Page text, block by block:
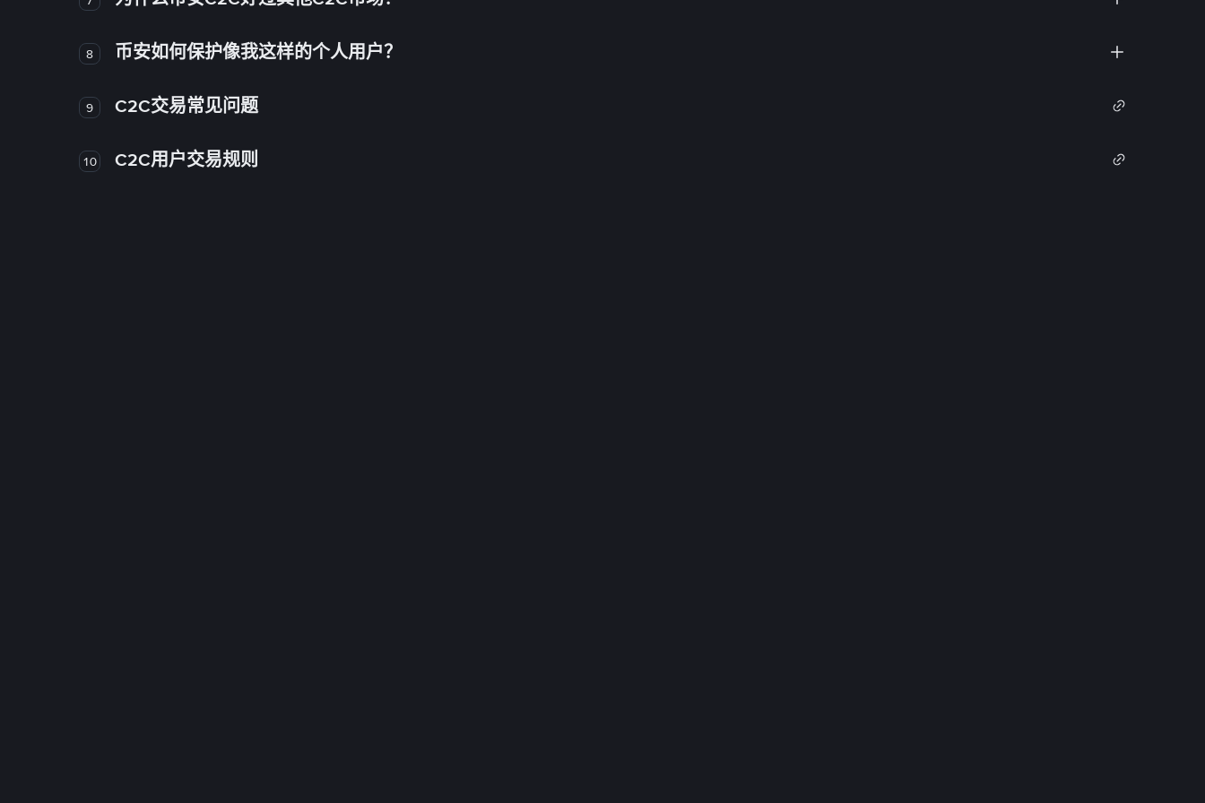
8 币安如何保护像我这样的个人用户？
9 C2C交易常见问题
10 C2C用户交易规则